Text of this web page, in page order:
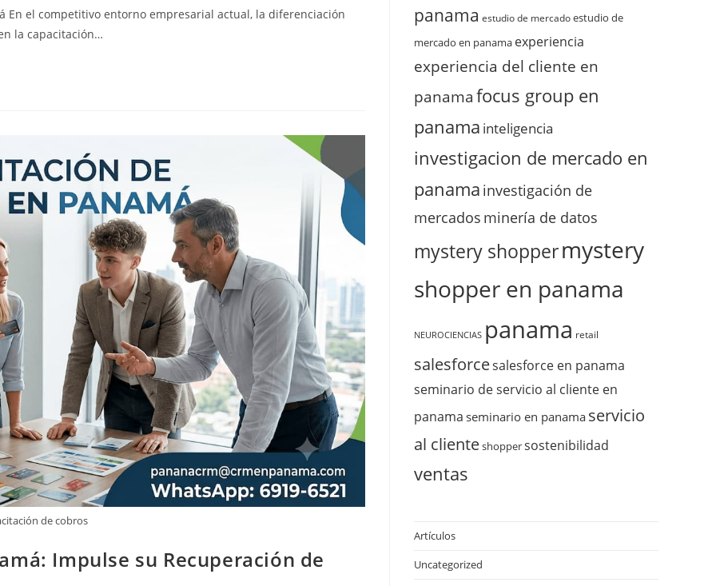
En el competitivo entorno empresarial actual, la diferenciación
la capacitación…
de cobros
Impulse su Recuperación de
panama estudio de mercadoestudio de
mercado en panama experiencia
experiencia del cliente en
panamafocus group en
panama inteligencia
investigacion de mercado en
panama investigación de
mercados minería de datos
mystery shoppermystery
shopper en panama
NEUROCIENCIAS panama retail
salesforcesalesforce en panama
seminario de servicio al cliente en
panama seminario en panama servicio
al clienteshoppersostenibilidad
ventas
Artículos
Uncategorized